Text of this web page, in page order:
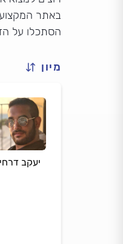
באתר
הסתכלו על
מיון
יעקב דרחי